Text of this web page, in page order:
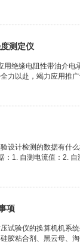
测定仪
绝缘电阻性带油介
力以赴，竭力应用推
设计检测的数据有什
1. 自测电流值：2.
项
试验仪的换算机机系
胶粘合剂、黑云母、